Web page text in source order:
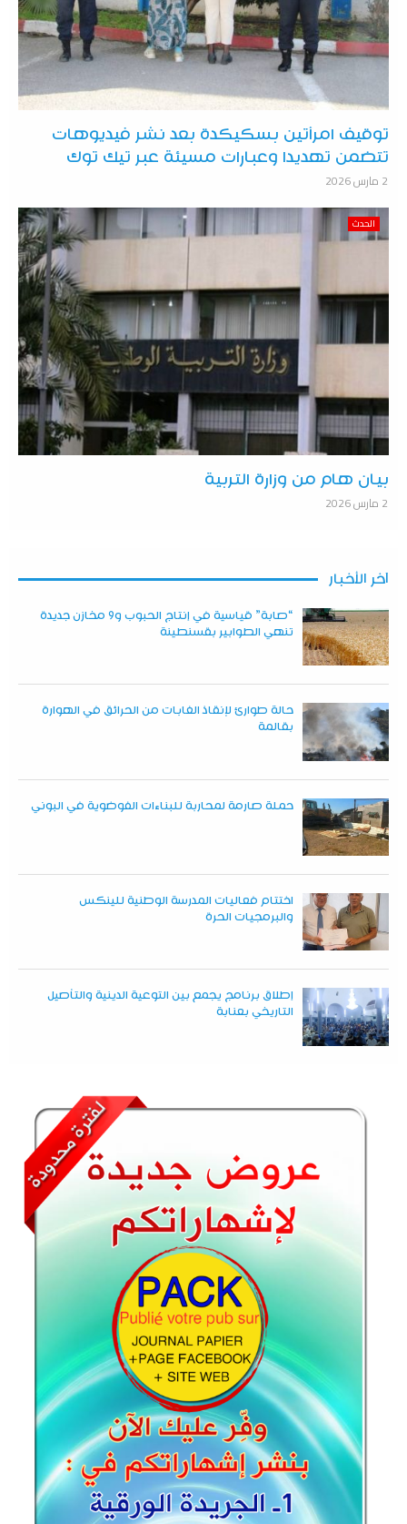
توقيف امرأتين بسكيكدة بعد نشر فيديوهات
تتضمن تهديدا وعبارات مسيئة عبر تيك توك
2 مارس 2026
الحدث
بيان هام من وزارة التربية
2 مارس 2026
آخر الأخبار
“صابة” قياسية في إنتاج الحبوب و9 مخازن جديدة
تنهي الطوابير بقسنطينة
حالة طوارئ لإنقاذ الغابات من الحرائق في الهوارة
بقالمة
حملة صارمة لمحاربة للبناءات الفوضوية في البوني
اختتام فعاليات المدرسة الوطنية للينكس
والبرمجيات الحرة
إطلاق برنامج يجمع بين التوعية الدينية والتأصيل
التاريخي بعنابة